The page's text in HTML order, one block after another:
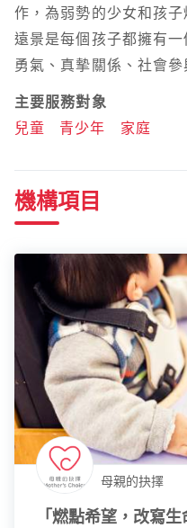
作，為弱勢的少女和孩
遠景是每個孩子都擁有
勇氣、真摰關係、社會
主要服務對象
兒童
青少年 家庭
機構項目
母親的抉擇
「燃點希望，改寫生